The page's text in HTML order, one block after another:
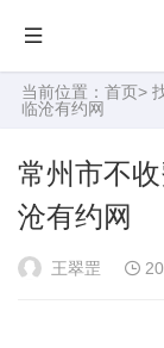
当前位置： 首页>
临沧有约网
常州市不
沧有约网
王翠罡